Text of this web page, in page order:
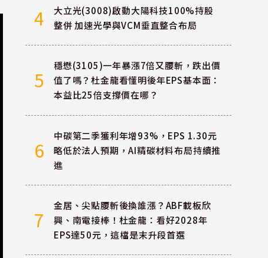
4
大立光(3008)啟動大陽科技100%持股
整併 加速光學與VCM垂直整合布局
5
穩懋(3105)一年暴漲7倍又腰斬，跌出價
值了嗎？杜金龍看懂明後年EPS基本面：
本益比25倍支撐價在哪？
6
中碳第二季獲利年增93%，EPS 1.30元
略低於法人預期，AI精碳材料布局持續推
進
7
金居、尖點腰斬後換誰漲？ABF載板欣
興、南電接棒！杜金龍：看好2028年
EPS達50元，這檔是末升段首選